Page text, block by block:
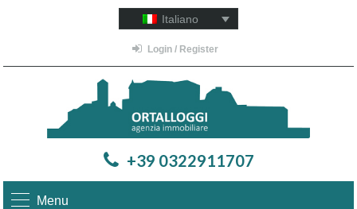
Italiano
Login / Register
+39 0322911707
Menu